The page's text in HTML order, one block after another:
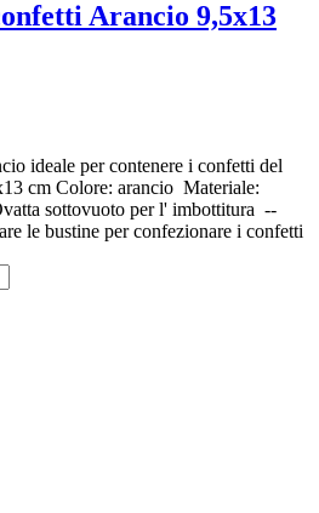
Arancio 9,5x13
ideale per contenere i confetti del
cm Colore: arancio Materiale:
sottovuoto per l' imbottitura --
le bustine per confezionare i confetti